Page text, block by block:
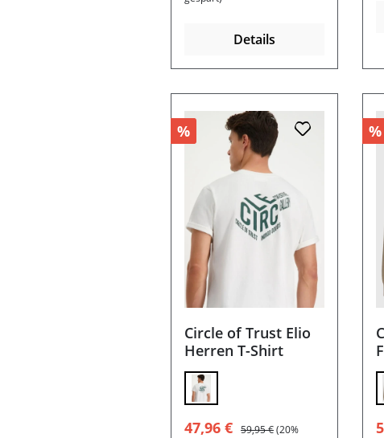
Details
%
Circle of Trust Elio
Herren T-Shirt
Verkaufspreis:
47,96 € Regulärer Preis:
59,95 €(20%
%